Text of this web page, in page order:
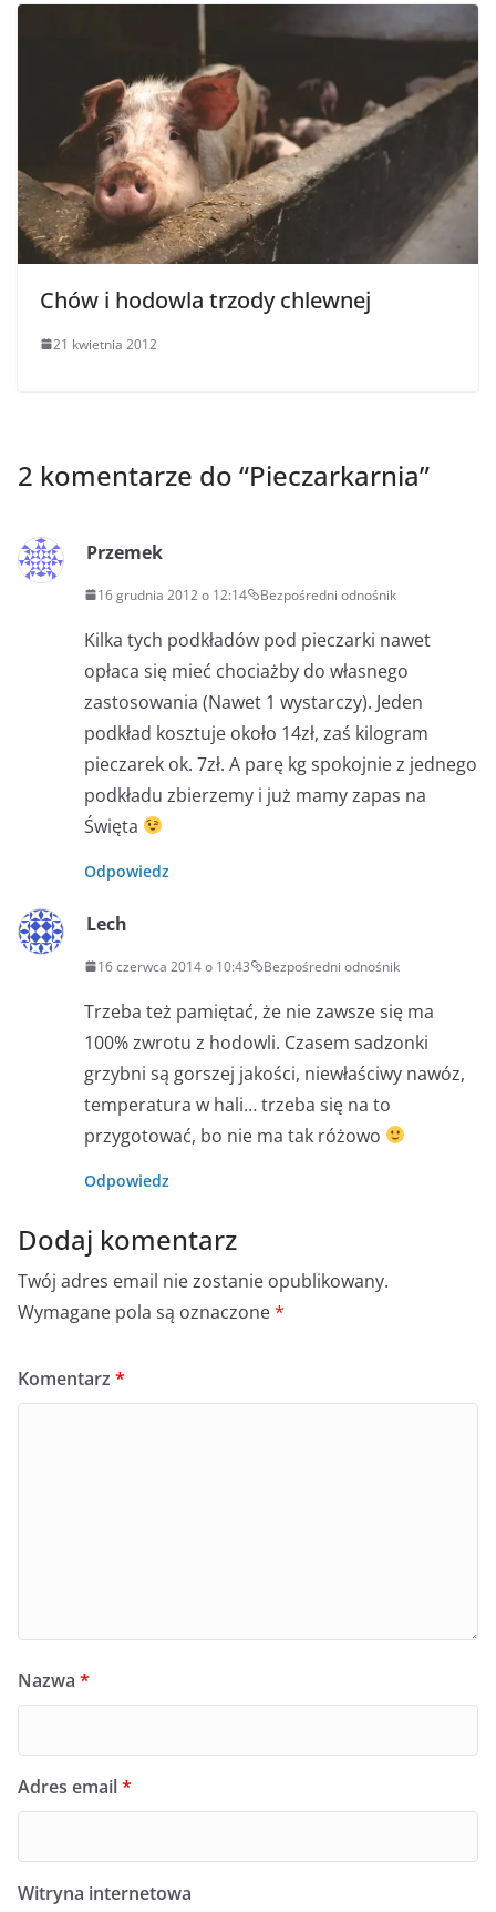
Chów i hodowla trzody chlewnej
21 kwietnia 2012
2 komentarze do “Pieczarkarnia”
Przemek
16 grudnia 2012 o 12:14 Bezpośredni odnośnik
Kilka tych podkładów pod pieczarki nawet
opłaca się mieć chociażby do własnego
zastosowania (Nawet 1 wystarczy). Jeden
podkład kosztuje około 14zł, zaś kilogram
pieczarek ok. 7zł. A parę kg spokojnie z jednego
podkładu zbierzemy i już mamy zapas na
Święta
Odpowiedz
Lech
16 czerwca 2014 o 10:43 Bezpośredni odnośnik
Trzeba też pamiętać, że nie zawsze się ma
100% zwrotu z hodowli. Czasem sadzonki
grzybni są gorszej jakości, niewłaściwy nawóz,
temperatura w hali… trzeba się na to
przygotować, bo nie ma tak różowo
Odpowiedz
Dodaj komentarz
Twój adres email nie zostanie opublikowany.
Wymagane pola są oznaczone*
Komentarz *
Nazwa *
Adres email*
Witryna internetowa